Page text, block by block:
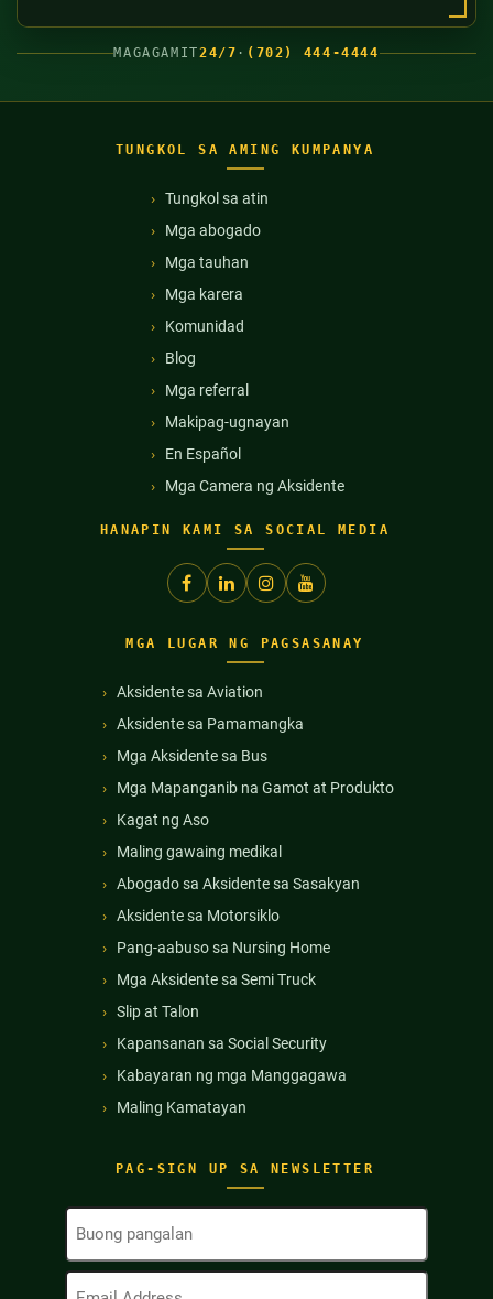
MAGAGAMIT24/7 · (702) 444-4444
TUNGKOL SA AMING KUMPANYA
Tungkol sa atin
Mga abogado
Mga tauhan
Mga karera
Komunidad
Blog
Mga referral
Makipag-ugnayan
En Español
Mga Camera ng Aksidente
HANAPIN KAMI SA SOCIAL MEDIA
PAG-SIGN UP SA NEWSLETTER
Buong
(Kinakailangan)
Email
MGA LUGAR NG PAGSASANAY
Aksidente sa Aviation
Aksidente sa Pamamangka
Mga Aksidente sa Bus
Mga Mapanganib na Gamot at Produkto
Kagat ng Aso
Maling gawaing medikal
Abogado sa Aksidente sa Sasakyan
Aksidente sa Motorsiklo
Pang-aabuso sa Nursing Home
Mga Aksidente sa Semi Truck
Slip at Talon
Kapansanan sa Social Security
Kabayaran ng mga Manggagawa
Maling Kamatayan